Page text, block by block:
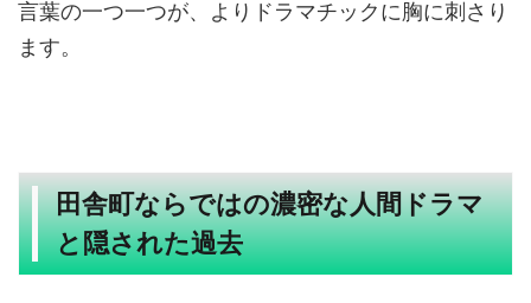
言葉の一つ一つが、よりドラマチックに胸に刺さり
ます。
田舎町ならではの濃密な人間ドラマ
と隠された過去